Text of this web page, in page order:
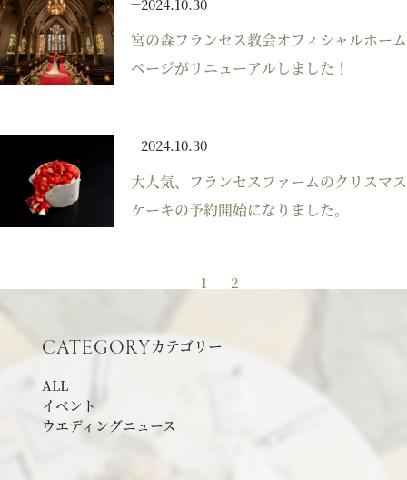
パーティレポート
アクセス
よくあるご質問
011-633-1111
平日 11:00-19:00、土日祝 10:00-19:00
宮の森フランセス教会オフィシャルホーム
ページがリニューアルしました！
2024.10.30
大人気、フランセスファームのクリスマス
ケーキの予約開始になりました。
1 2
カテゴリー
CATEGORY
ALL
イベント
ウエディングニュース